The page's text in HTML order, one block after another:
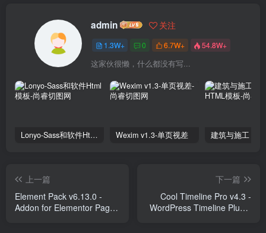
admin 关注
1.3W+ 0 6.7W+ 54.8W+
这家伙很懒，什么都没有写...
Lonyo-Sass和软件Html模板 Wexim v1.3-单页视差
上一篇
Element Pack v6.13.0 -
Addon for Elementor Page
下一篇
Cool Timeline Pro v4.3 -
WordPress Timeline Plugin